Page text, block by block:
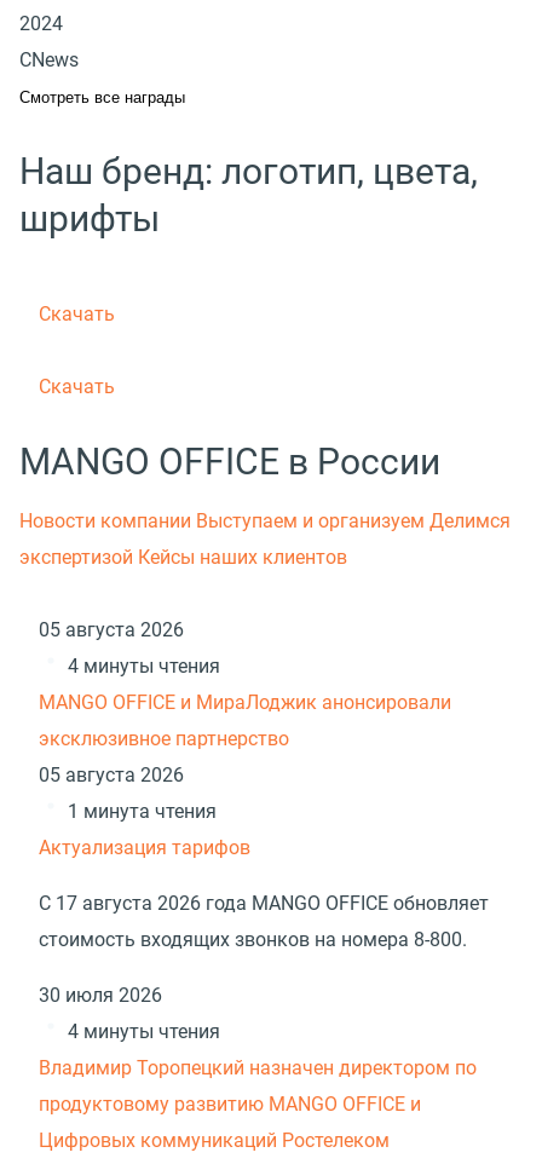
2024
CNews
Смотреть все награды
Наш бренд: логотип, цвета,
шрифты
Скачать
Скачать
MANGO OFFICE в России
Новости компании Выступаем и организуем Делимся
экспертизой Кейсы наших клиентов
05 августа 2026
4 минуты чтения
MANGO OFFICE и МираЛоджик анонсировали
эксклюзивное партнерство
05 августа 2026
1 минута чтения
Актуализация тарифов
С 17 августа 2026 года MANGO OFFICE обновляет
стоимость входящих звонков на номера 8-800.
30 июля 2026
4 минуты чтения
Владимир Торопецкий назначен директором по
продуктовому развитию MANGO OFFICE и
Цифровых коммуникаций Ростелеком